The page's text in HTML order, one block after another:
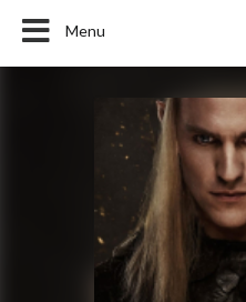
Menu